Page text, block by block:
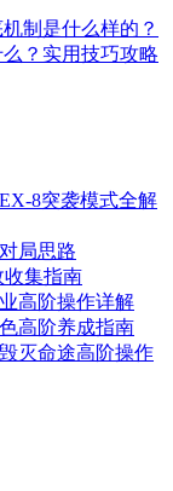
制是什么样的？
？实用技巧攻略
8突袭模式全解
局思路
收集指南
高阶操作详解
高阶养成指南
灭命途高阶操作